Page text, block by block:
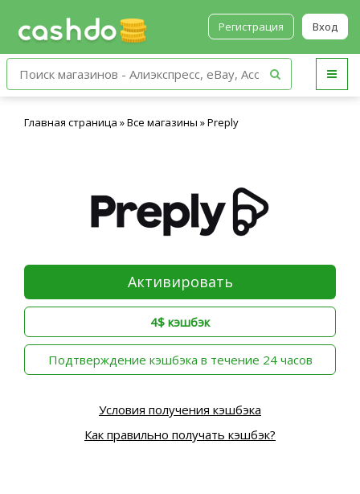
Регистрация Вход
Главная страница »Все магазины »Preply
Активировать
4$ кэшбэк
‫Подтверждение кэшбэка в течение 24 часов
Условия получения кэшбэка
Как правильно получать кэшбэк?